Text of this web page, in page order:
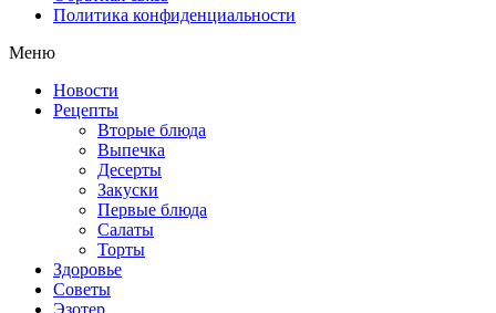
Политика конфиденциальности
Меню
Новости
Рецепты
Вторые блюда
Выпечка
Десерты
Закуски
Первые блюда
Салаты
Торты
Здоровье
Советы